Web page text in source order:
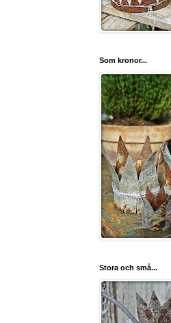
Som kronor...
Stora och små...